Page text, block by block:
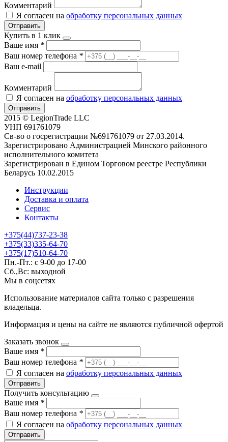
Комментарий
Я согласен на обработку персональных данных
Отправить
Купить в 1 клик
Ваше имя *
Ваш номер телефона *
Ваш e-mail
Комментарий
Я согласен на обработку персональных данных
Отправить
2015 © LegionTrade LLC
УНП 691761079
Св-во о госрегистрации №691761079 от 27.03.2014.
Зарегистрировано Администрацией Минского районного
исполнительного комитета
Зарегистрирован в Едином Торговом реестре Республики
Беларусь 10.02.2015
Инструкции
Доставка и оплата
Сервис
Контакты
+375(44)737-23-38
+375(33)335-64-70
+375(17)510-64-70
Пн.-Пт.: с 9-00 до 17-00
Сб.,Вс: выходной
Мы в соцсетях
Использование материалов сайта только с разрешения
владельца.
Информация и цены на сайте не являются публичной офертой
Заказать звонок
Ваше имя *
Ваш номер телефона *
Я согласен на обработку персональных данных
Отправить
Получить консультацию
Ваше имя *
Ваш номер телефона *
Я согласен на обработку персональных данных
Отправить